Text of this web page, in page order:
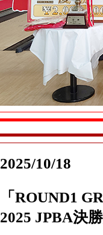
2025/10/18
「ROUND1
2025 JPBA決